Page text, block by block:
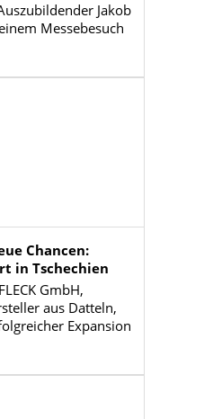
Jakob
Messebesuch
und
wertvollsten
dass die
Chancen:
in Tschechien
GmbH,
aus Datteln,
Expansion
ihre
den
Wir